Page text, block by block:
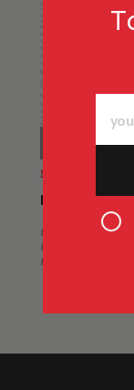
ΜΕΛΕΤΕΣ
Εκ
Κλεοπάτρα
Γκενάκου